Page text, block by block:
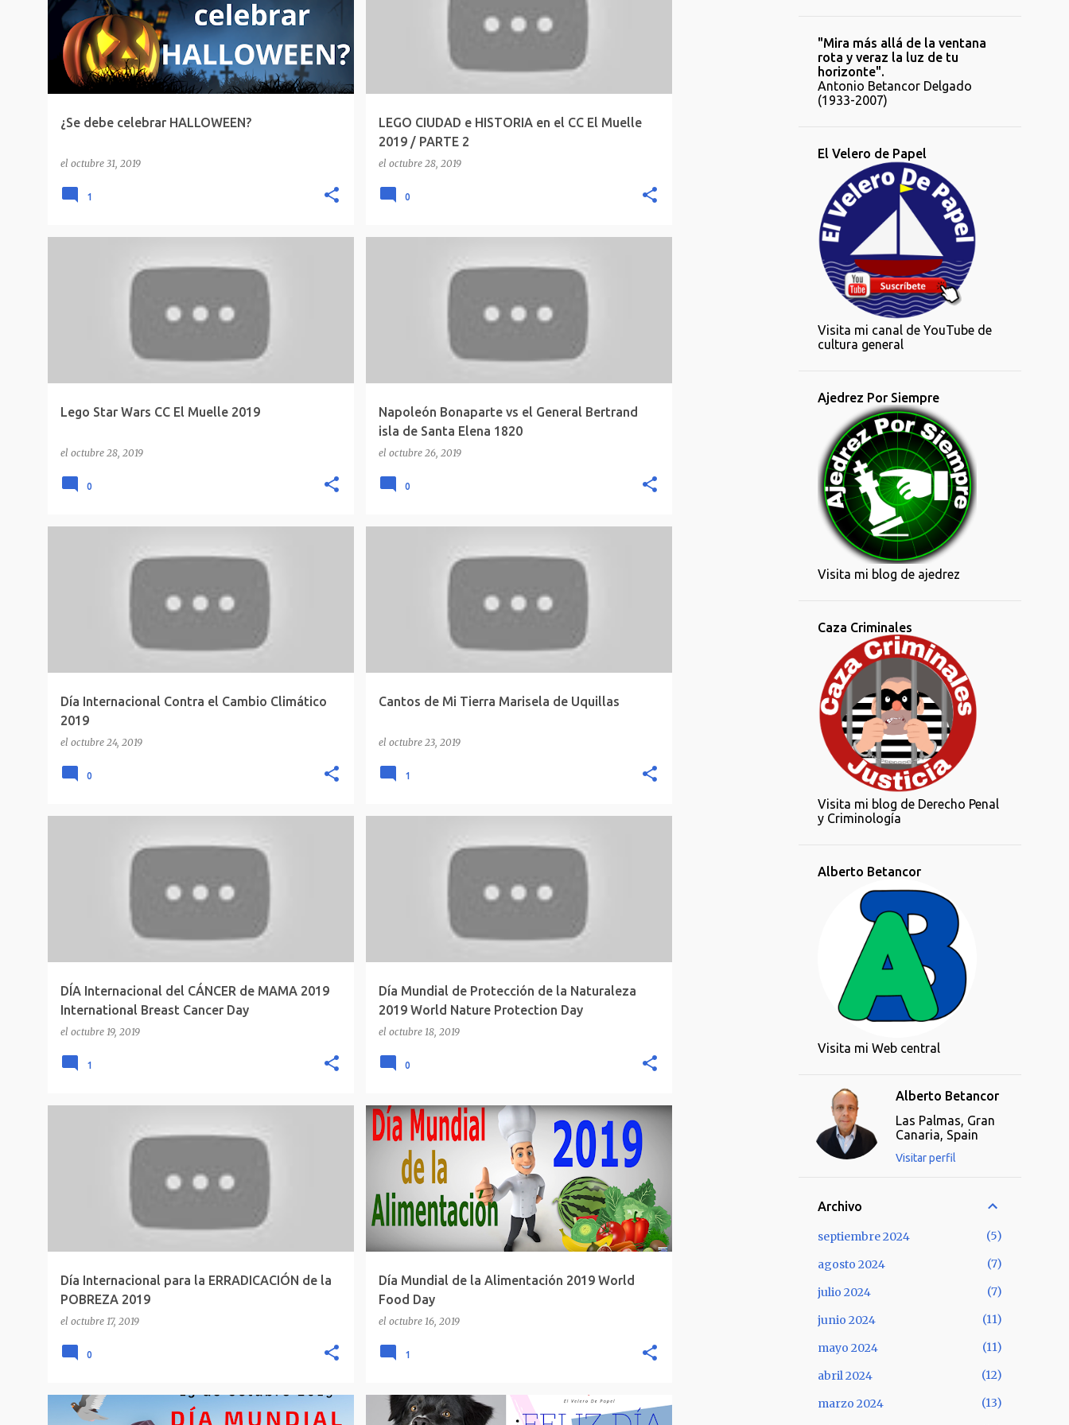
¿Se debe celebrar HALLOWEEN?
el octubre 31, 2019
1
LEGO CIUDAD e HISTORIA en el CC El Muelle
2019 / PARTE 2
el octubre 28, 2019
0
Lego Star Wars CC El Muelle 2019
el octubre 28, 2019
0
Napoleón Bonaparte vs el General Bertrand
isla de Santa Elena 1820
el octubre 26, 2019
0
Día Internacional Contra el Cambio Climático
2019
el octubre 24, 2019
0
Cantos de Mi Tierra Marisela de Uquillas
el octubre 23, 2019
1
DÍA Internacional del CÁNCER de MAMA 2019
International Breast Cancer Day
el octubre 19, 2019
1
Día Mundial de Protección de la Naturaleza
2019 World Nature Protection Day
el octubre 18, 2019
DÍA MUNDIAL DE PROTECCIÓN DE LA NATURALEZA 2019
0
Día Internacional para la ERRADICACIÓN de la
POBREZA 2019
el octubre 17, 2019
0
Día Mundial de la Alimentación 2019 World
Food Day
el octubre 16, 2019
DÍA MUNDIAL DE LA ALIMENTACIÓN WORLD FOOD DAY
1
DÍA MUNDIAL DE LA MUJER RURAL +
"Mira más allá de la ventana
rota y veraz la luz de tu
horizonte".
Antonio Betancor Delgado
(1933-2007)
El Velero de Papel
Visita mi canal de YouTube de
cultura general
Ajedrez Por Siempre
Visita mi blog de ajedrez
Caza Criminales
Visita mi blog de Derecho Penal
y Criminología
Alberto Betancor
Visita mi Web central
Alberto Betancor
Las Palmas, Gran
Canaria, Spain
Visitar perfil
Archivo
septiembre 2024
5
agosto 2024
7
julio 2024
7
junio 2024
11
mayo 2024
11
abril 2024
12
marzo 2024
13